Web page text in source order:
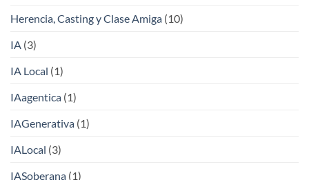
Herencia, Casting y Clase Amiga (10)
IA (3)
IA Local (1)
IAagentica (1)
IAGenerativa (1)
IALocal (3)
IASoberana (1)